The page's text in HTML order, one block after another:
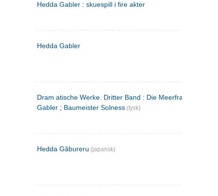
Hedda Gabler : skuespill i fire akter
Hedda Gabler
Dram atische Werke. Dritter Band : Die Meerfrau ; Hedda
Gabler ; Baumeister Solness (tysk)
Hedda Gâbureru (japansk)